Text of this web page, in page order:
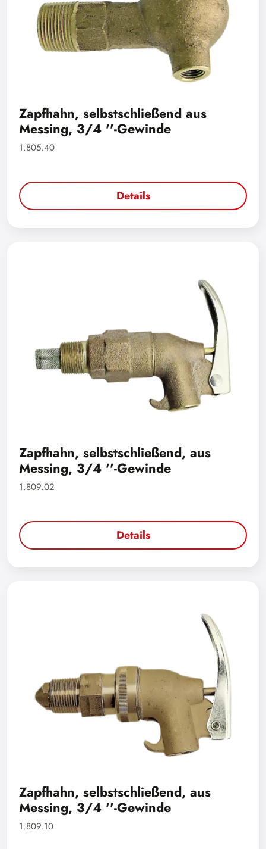
Zapfhahn, selbstschließend aus
Messing, 3/4 ''-Gewinde
1.805.40
Details
Zapfhahn, selbstschließend, aus
Messing, 3/4 ''-Gewinde
1.809.02
Details
Zapfhahn, selbstschließend, aus
Messing, 3/4 ''-Gewinde
1.809.10